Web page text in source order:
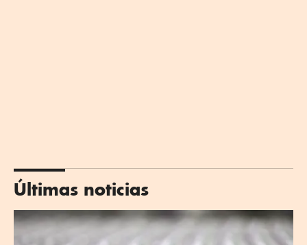
Últimas noticias